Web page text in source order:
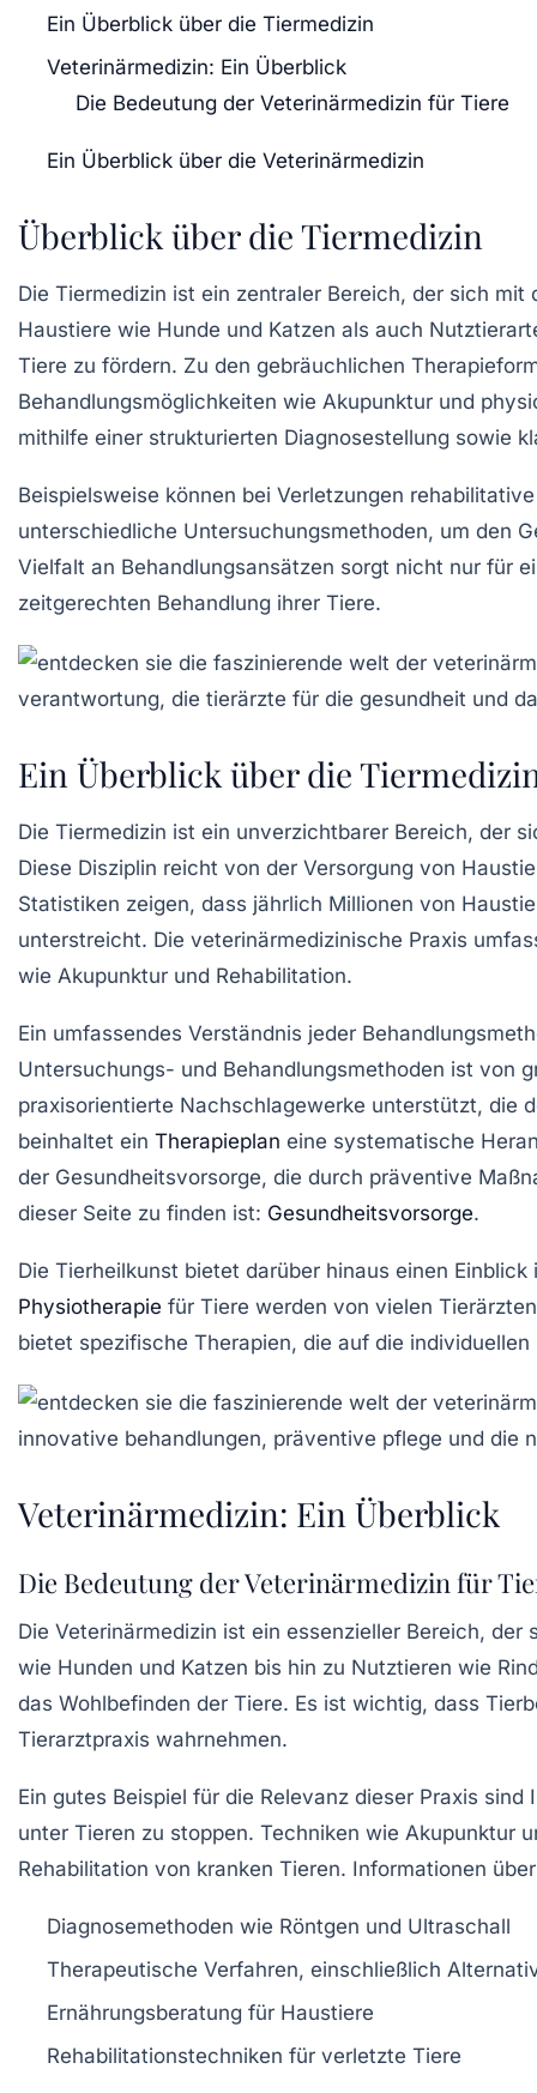
Ein Überblick über die Tiermedizin
Veterinärmedizin: Ein Überblick
Die Bedeutung der Veterinärmedizin für Tiere
Ein Überblick über die Veterinärmedizin
Überblick über die Tiermedizin
Die Tiermedizin ist ein zentraler Bereich, der sich mit
Haustiere wie Hunde und Katzen als auch
Tiere zu fördern. Zu den gebräuchlichen
Behandlungsmöglichkeiten wie Akupunktur und
mithilfe einer strukturierten Diagnosestellung sowie
Beispielsweise können bei Verletzungen
unterschiedliche Untersuchungsmethoden, um den
Vielfalt an Behandlungsansätzen sorgt nicht nur für
zeitgerechten Behandlung ihrer Tiere.
Ein Überblick über die
Die Tiermedizin ist ein unverzichtbarer Bereich, der
Diese Disziplin reicht von der Versorgung von
Statistiken zeigen, dass jährlich Millionen von
unterstreicht. Die veterinärmedizinische Praxis
wie Akupunktur und Rehabilitation.
Ein umfassendes Verständnis jeder
Untersuchungs- und Behandlungsmethoden ist von
praxisorientierte Nachschlagewerke unterstützt, die
beinhaltet ein Therapieplan eine systematische
der Gesundheitsvorsorge, die durch präventive
dieser Seite zu finden ist: Gesundheitsvorsorge.
Die Tierheilkunst bietet darüber hinaus einen
Physiotherapie für Tiere werden von vielen
bietet spezifische Therapien, die auf die
Veterinärmedizin: Ein Überblick
Die Bedeutung der Veterinärmedizin für
Die Veterinärmedizin ist ein essenzieller Bereich, der
wie Hunden und Katzen bis hin zu Nutztieren wie
das Wohlbefinden der Tiere. Es ist wichtig, dass
Tierarztpraxis wahrnehmen.
Ein gutes Beispiel für die Relevanz dieser Praxis sind
unter Tieren zu stoppen. Techniken wie Akupunktur
Rehabilitation von kranken Tieren. Informationen
Diagnosemethoden wie Röntgen und Ultraschall
Therapeutische Verfahren, einschließlich
Ernährungsberatung für Haustiere
Rehabilitationstechniken für verletzte Tiere